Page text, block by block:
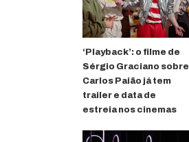
‘Playback’: o filme de
Sérgio Graciano sobre
Carlos Paião já tem
trailer e data de
estreia nos cinemas